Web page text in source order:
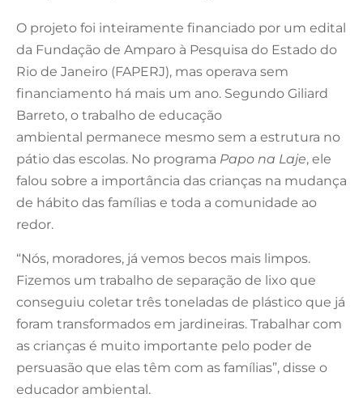
O projeto foi inteiramente financiado por um edital
da Fundação de Amparo à Pesquisa do Estado do
Rio de Janeiro (FAPERJ), mas operava sem
financiamento há mais um ano. Segundo Giliard
Barreto, o trabalho de educação
ambiental permanece mesmo sem a estrutura no
pátio das escolas. No programa Papo na Laje, ele
falou sobre a importância das crianças na mudança
de hábito das famílias e toda a comunidade ao
redor.
“Nós, moradores, já vemos becos mais limpos.
Fizemos um trabalho de separação de lixo que
conseguiu coletar três toneladas de plástico que já
foram transformados em jardineiras. Trabalhar com
as crianças é muito importante pelo poder de
persuasão que elas têm com as famílias”, disse o
educador ambiental.